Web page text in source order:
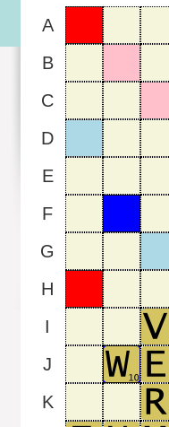
A
B
C
D
E
F
G
H
I
J
K